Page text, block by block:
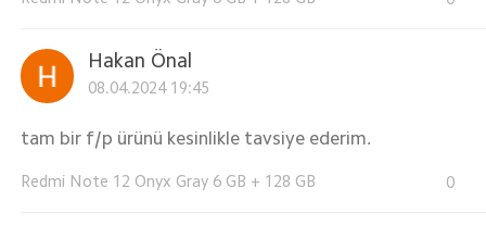
Hakan Önal
08.04.2024 19:45
tam bir f/p ürünü kesinlikle tavsiye ederim.
Redmi Note 12 Onyx Gray 6 GB + 128 GB 0